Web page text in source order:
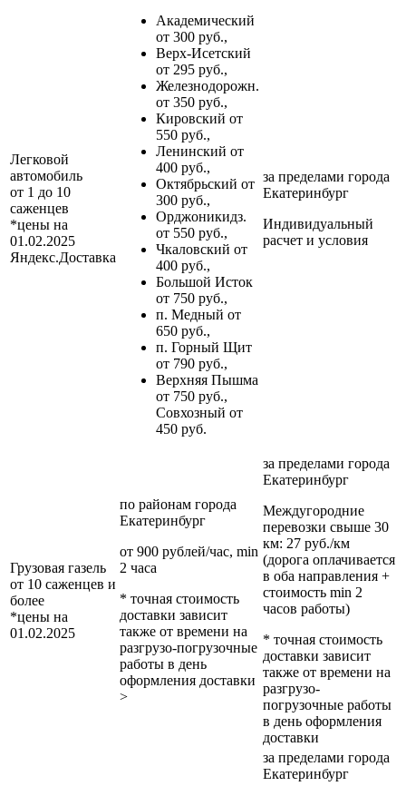
Легковой
автомобиль
от 1 до 10
саженцев
*цены на
01.02.2025
Яндекс.Доставка
Академический
от 300 руб.,
Верх-Исетский
от 295 руб.,
Железнодорожн.
от 350 руб.,
Кировский от
550 руб.,
Ленинский от
400 руб.,
Октябрьский от
300 руб.,
Орджоникидз.
от 550 руб.,
Чкаловский от
400 руб.,
Большой Исток
от 750 руб.,
п. Медный от
650 руб.,
п. Горный Щит
от 790 руб.,
Верхняя Пышма
от 750 руб.,
Совхозный от
450 руб.
за пределами города
Екатеринбург
Индивидуальный
расчет и условия
Грузовая газель
от 10 саженцев и
более
*цены на
01.02.2025
по районам города
Екатеринбург
от 900 рублей/час, min
2 часа
* точная стоимость
доставки зависит
также от времени на
разгрузо-погрузочные
работы в день
оформления доставки
>
за пределами города
Екатеринбург
Междугородние
перевозки свыше 30
км: 27 руб./км
(дорога оплачивается
в оба направления +
стоимость min 2
часов работы)
* точная стоимость
доставки зависит
также от времени на
разгрузо-
погрузочные работы
в день оформления
доставки
за пределами города
Екатеринбург